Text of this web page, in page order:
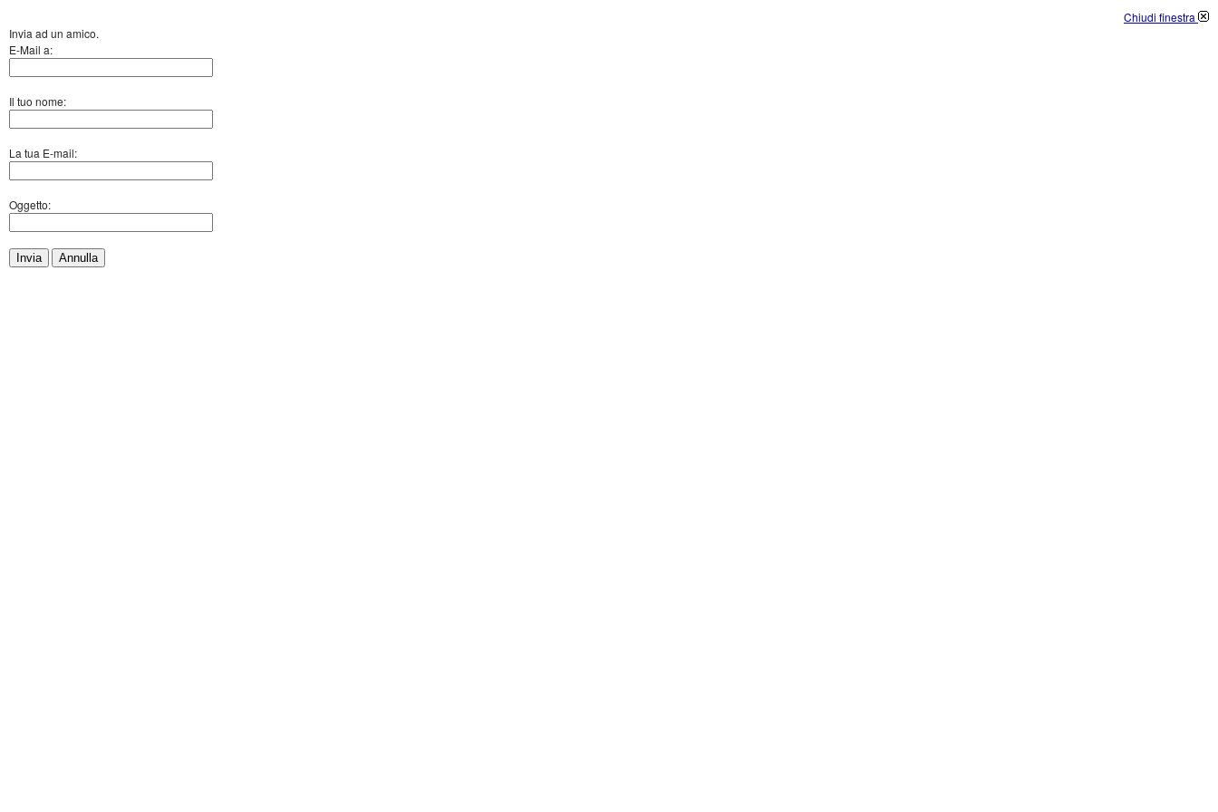
Chiudi finestra
Invia ad un amico.
E-Mail a:
Il tuo nome:
La tua E-mail:
Oggetto:
Invia Annulla